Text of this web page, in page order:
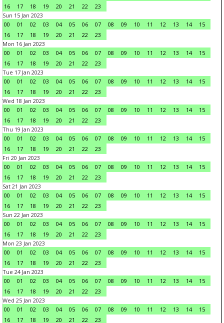
16
17 18 19 20 21 22
23
Sun 15 Jan 2023
00
01 02 03 04 05 06 07 08 09 10 11 12 13 14
15
16
17 18 19 20 21 22
23
Mon 16 Jan 2023
00
01 02 03 04 05 06 07 08 09 10 11 12 13 14
15
16
17 18 19 20 21 22
23
Tue 17 Jan 2023
00
01 02 03 04 05 06 07 08 09 10 11 12 13 14
15
16
17 18 19 20 21 22
23
Wed 18 Jan 2023
00
01 02 03 04 05 06 07 08 09 10 11 12 13 14
15
16
17 18 19 20 21 22
23
Thu 19 Jan 2023
00
01 02 03 04 05 06 07 08 09 10 11 12 13 14
15
16
17 18 19 20 21 22
23
Fri 20 Jan 2023
00
01 02 03 04 05 06 07 08 09 10 11 12 13 14
15
16
17 18 19 20 21 22
23
Sat 21 Jan 2023
00
01 02 03 04 05 06 07 08 09 10 11 12 13 14
15
16
17 18 19 20 21 22
23
Sun 22 Jan 2023
00
01 02 03 04 05 06 07 08 09 10 11 12 13 14
15
16
17 18 19 20 21 22
23
Mon 23 Jan 2023
00
01 02 03 04 05 06 07 08 09 10 11 12 13 14
15
16
17 18 19 20 21 22
23
Tue 24 Jan 2023
00
01 02 03 04 05 06 07 08 09 10 11 12 13 14
15
16
17 18 19 20 21 22
23
Wed 25 Jan 2023
00
01 02 03 04 05 06 07 08 09 10 11 12 13 14
15
16
17 18 19 20 21 22
23